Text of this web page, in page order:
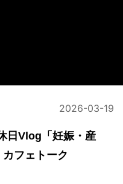
2026-03-19
日Vlog「妊娠・産
フェトーク